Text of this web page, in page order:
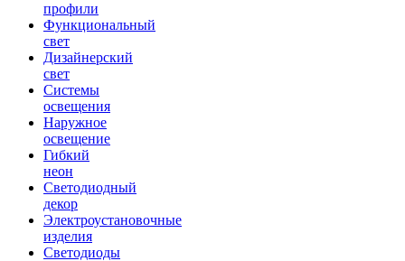
профили
Функциональный
свет
Дизайнерский
свет
Системы
освещения
Наружное
освещение
Гибкий
неон
Светодиодный
декор
Электроустановочные
изделия
Светодиоды